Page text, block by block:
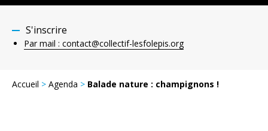
S'inscrire
Par mail : contact@collectif-lesfolepis.org
Accueil > Agenda > Balade nature : champignons !